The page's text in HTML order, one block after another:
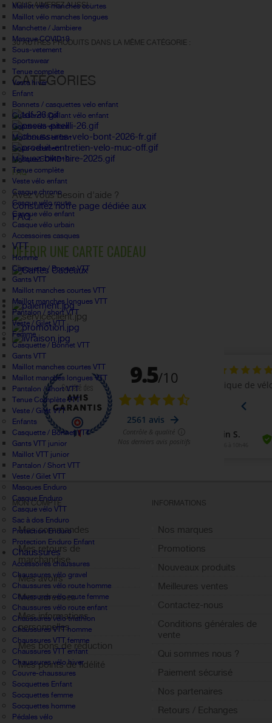
Maillot vélo manches courtes
Maillot vélo manches longues
Manchette / Jambiere
Masque COVID19
Sous-vetement
Sportswear
Tenue complète
Veste hiver
Enfant
Bonnets / casquettes velo enfant
Cuissard / Collant vélo enfant
Gants vélo enfant
Maillot vélo enfant
Sous-vetement
Masque COVID19
Tenue complète
Veste vélo enfant
Casque chrono
Casque vélo route
Casque vélo enfant
Casque vélo urbain
Accessoires casques
VTT
Homme
Casquette / Bonnet VTT
Gants VTT
Maillot manches courtes VTT
Maillot manches longues VTT
Pantalon / short VTT
Veste / Gilet VTT
Femme
Casquette / Bonnet VTT
Gants VTT
Maillot manches courtes VTT
Maillot manches longues VTT
Pantalon / short VTT
Tenue Complète VTT
Veste / Gilet VTT
Enfants
Casquette / Bonnet VTT
Gants VTT junior
Maillot VTT junior
Pantalon / Short VTT
Veste / Gilet VTT
Masques Enduro
Casque Enduro
Casque vélo VTT
Sac à dos Enduro
Protection Enduro
Protection Enduro Enfant
Chaussures
Accessoires chaussures
Chaussures vélo gravel
Chaussures vélo route homme
Chaussures vélo route femme
Chaussures vélo route enfant
Chaussures vélo triathlon
Chaussures VTT homme
Chaussures VTT femme
Chaussures VTT enfant
Chaussures vélo hiver
Couvre-chaussures
Socquettes Enfant
Socquettes femme
Socquettes homme
Pédales vélo
VOUS AIMEREZ AUSSI :
30 AUTRES PRODUITS DANS LA MÊME CATÉGORIE :
CATÉGORIES
FAQ
Avez vous besoin d'aide ?
Consultez notre page dédiée aux
FAQ.
OFFRIR UNE CARTE CADEAU
MON COMPTE
Mes commandes
Mes retours de
marchandise
Mes avoirs
Mes adresses
Mes informations
personnelles
Mes bons de réduction
Mes points de fidélité
Sign out
INFORMATIONS
Nos marques
Promotions
Nouveaux produits
Meilleures ventes
Contactez-nous
Conditions générales de
vente
Qui sommes nous ?
Paiement sécurisé
Nos partenaires
Retours / Echanges